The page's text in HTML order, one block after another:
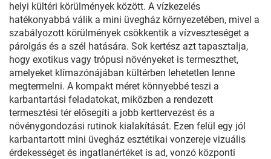
helyi kültéri körülmények között. A vízkezelés
hatékonyabbá válik a mini üvegház környezetében, mivel a
szabályozott körülmények csökkentik a vízveszteséget a
párolgás és a szél hatására. Sok kertész azt tapasztalja,
hogy exotikus vagy trópusi növényeket is termeszthet,
amelyeket klímazónájában kültérben lehetetlen lenne
megtermelni. A kompakt méret könnyebbé teszi a
karbantartási feladatokat, miközben a rendezett
termesztési tér elősegíti a jobb kerttervezést és a
növénygondozási rutinok kialakítását. Ezen felül egy jól
karbantartott mini üvegház esztétikai vonzereje vizuális
érdekességet és ingatlanértéket is ad, vonzó központi